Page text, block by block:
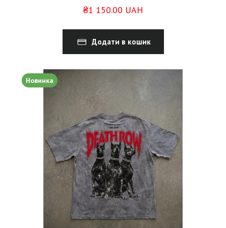
₴1 150.00 UAH
Додати в кошик
Новинка